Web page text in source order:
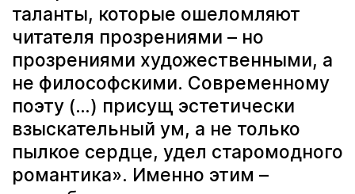
таланты, которые ошеломляют
читателя прозрениями – но
прозрениями художественными, а
не философскими. Современному
поэту (…) присущ эстетически
взыскательный ум, а не только
пылкое сердце, удел старомодного
романтика». Именно этим –